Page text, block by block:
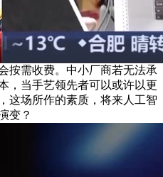
按需收费。中小厂商若无法承
，当手艺领先者可以或许以更
这场所作的素质，将来人工智
变？